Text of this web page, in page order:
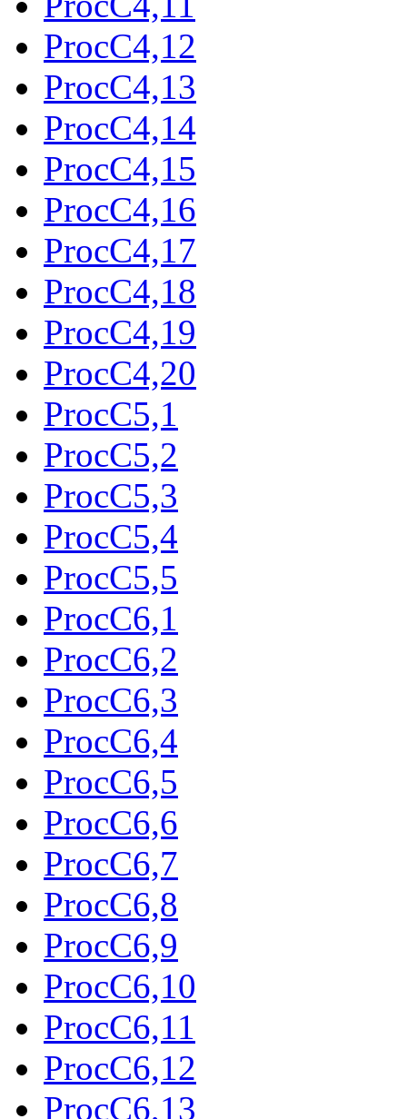
ProcC4,12
ProcC4,13
ProcC4,14
ProcC4,15
ProcC4,16
ProcC4,17
ProcC4,18
ProcC4,19
ProcC4,20
ProcC5,1
ProcC5,2
ProcC5,3
ProcC5,4
ProcC5,5
ProcC6,1
ProcC6,2
ProcC6,3
ProcC6,4
ProcC6,5
ProcC6,6
ProcC6,7
ProcC6,8
ProcC6,9
ProcC6,10
ProcC6,11
ProcC6,12
ProcC6,13